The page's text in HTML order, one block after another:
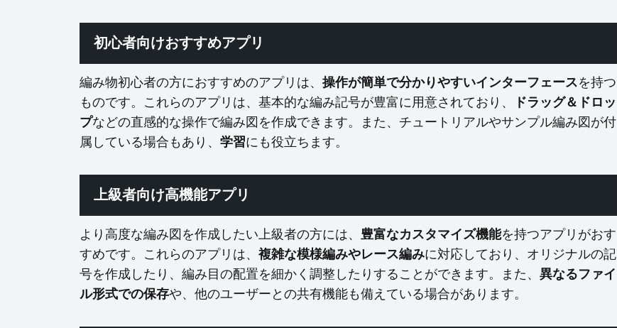
初心者向けおすすめアプリ
編み物初心者の方におすすめのアプリは、 操作が簡単で分かりやすいインターフェースを持つ
ものです。これらのアプリは、基本的な編み記号が豊富に用意されており、
ドラッグ＆ドロッ
プなどの直感的な操作で編み図を作成できます。また、チュートリアルやサンプル編み図が付
属している場合もあり、 学習にも役立ちます。
上級者向け高機能アプリ
より高度な編み図を作成したい上級者の方には、 豊富なカスタマイズ機能を持つアプリがおす
すめです。これらのアプリは、 複雑な模様編みやレース編みに対応しており、オリジナルの記
号を作成したり、編み目の配置を細かく調整したりすることができます。また、 異なるファイ
ル形式での保存や、他のユーザーとの共有機能も備えている場合があります。